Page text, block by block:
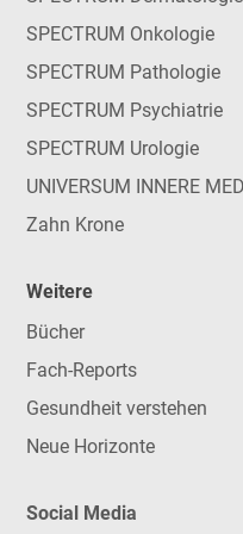
SPECTRUM Onkologie
SPECTRUM Pathologie
SPECTRUM Psychiatrie
SPECTRUM Urologie
UNIVERSUM INNERE
Zahn Krone
Weitere
Bücher
Fach-Reports
Gesundheit verstehen
Neue Horizonte
Social Media